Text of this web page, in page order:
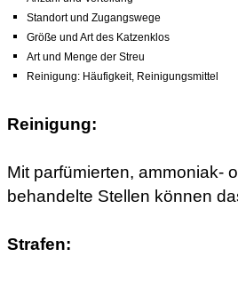
Standort und Zugangswege
Größe und Art des Katzenklos
Art und Menge der Streu
Reinigung: Häufigkeit, Reinigungsmittel
Reinigung:
Mit parfümierten, ammoniak-
behandelte Stellen können
Strafen: